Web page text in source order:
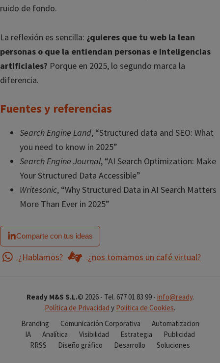
ruido de fondo.
La reflexión es sencilla: ¿quieres que tu web la lean
personas o que la entiendan personas e inteligencias
artificiales? Porque en 2025, lo segundo marca la
diferencia.
Fuentes y referencias
Search Engine Land, “Structured data and SEO: What
you need to know in 2025”
Search Engine Journal, “AI Search Optimization: Make
Your Structured Data Accessible”
Writesonic, “Why Structured Data in AI Search Matters
More Than Ever in 2025”
Comparte con tus ideas
¿Hablamos? ¿nos tomamos un café virtual?
Ready M&S S.L.© 2026 - Tel. 677 01 83 99 - info@ready.
Política de Privacidad y Política de Cookies.
Branding
Comunicación Corporativa
Automatizacion
IA
Analítica Visibilidad Estrategia
Publicidad
RRSS
Diseño gráfico Desarrollo Soluciones